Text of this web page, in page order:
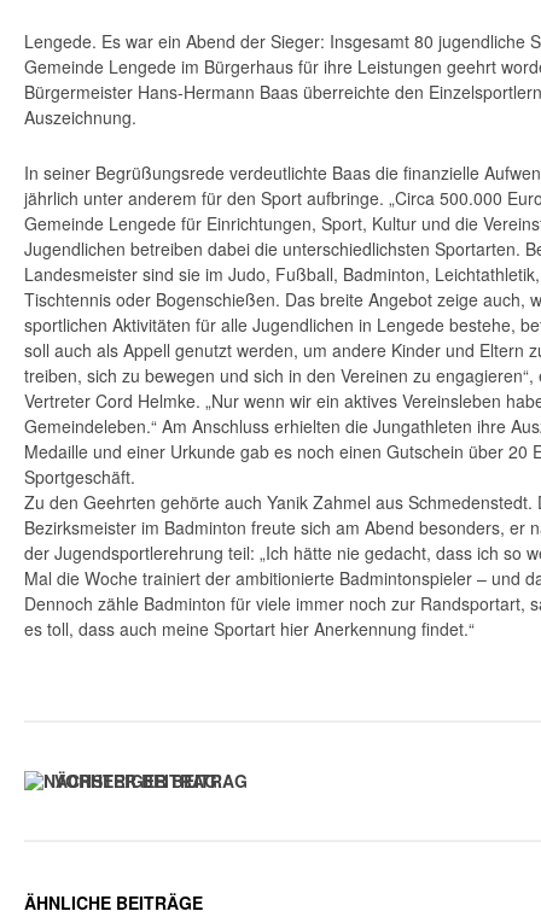
Lengede. Es war ein Abend der Sieger: Insgesamt 80 jugendliche
Gemeinde Lengede im Bürgerhaus für ihre Leistungen geehrt
Bürgermeister Hans-Hermann Baas überreichte den
Auszeichnung.
In seiner Begrüßungsrede verdeutlichte Baas die finanzielle
jährlich unter anderem für den Sport aufbringe. „Circa 500.000
Gemeinde Lengede für Einrichtungen, Sport, Kultur und die
Jugendlichen betreiben dabei die unterschiedlichsten Sportarten.
Landesmeister sind sie im Judo, Fußball, Badminton,
Tischtennis oder Bogenschießen. Das breite Angebot zeige auch,
sportlichen Aktivitäten für alle Jugendlichen in Lengede bestehe,
soll auch als Appell genutzt werden, um andere Kinder und Eltern
treiben, sich zu bewegen und sich in den Vereinen zu
Vertreter Cord Helmke. „Nur wenn wir ein aktives Vereinsleben
Gemeindeleben.“ Am Anschluss erhielten die Jungathleten ihre
Medaille und einer Urkunde gab es noch einen Gutschein über 20
Sportgeschäft.
Zu den Geehrten gehörte auch Yanik Zahmel aus
Bezirksmeister im Badminton freute sich am Abend besonders, er
der Jugendsportlerehrung teil: „Ich hätte nie gedacht, dass ich so
Mal die Woche trainiert der ambitionierte Badmintonspieler – und
Dennoch zähle Badminton für viele immer noch zur Randsportart,
es toll, dass auch meine Sportart hier Anerkennung findet.“
VORHERIGER BEITRAG
ÄHNLICHE BEITRÄGE